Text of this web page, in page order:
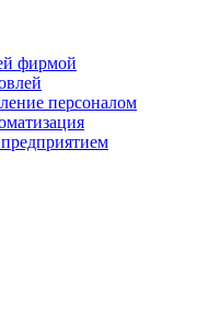
фирмой
персоналом